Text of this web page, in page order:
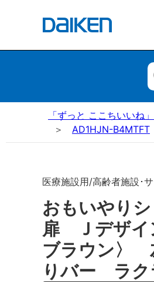
「ずっと ここちいいね
AD1HJN-B4MTFT
医療施設用/高齢者施設･
おもいやり
扉 Ｊデザ
ブラウン〉
りバー ラク